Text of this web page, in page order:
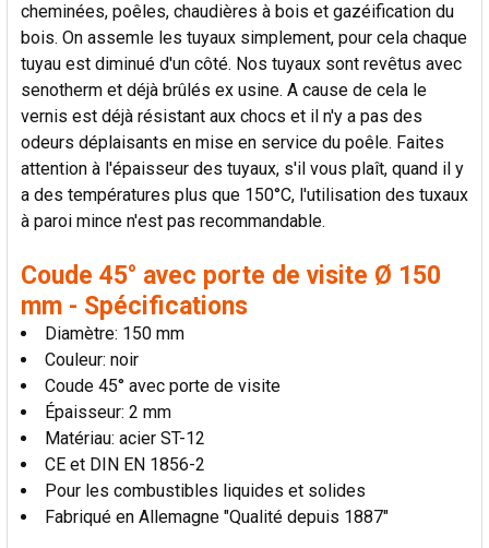
AJOUTER
LA
SÉLECTION
AU PANIER
cheminées, poêles, chaudières à bois et gazéification du
bois. On assemle les tuyaux simplement, pour cela chaque
tuyau est diminué d'un côté. Nos tuyaux sont revêtus avec
senotherm et déjà brûlés ex usine. A cause de cela le
vernis est déjà résistant aux chocs et il n'y a pas des
odeurs déplaisants en mise en service du poêle. Faites
attention à l'épaisseur des tuyaux, s'il vous plaît, quand il y
a des températures plus que 150°C, l'utilisation des tuxaux
à paroi mince n'est pas recommandable.
Coude 45° avec porte de visite Ø 150
mm - Spécifications
Diamètre: 150 mm
Couleur: noir
Coude 45° avec porte de visite
Épaisseur: 2 mm
Matériau: acier ST-12
CE et DIN EN 1856-2
Pour les combustibles liquides et solides
Fabriqué en Allemagne "Qualité depuis 1887"